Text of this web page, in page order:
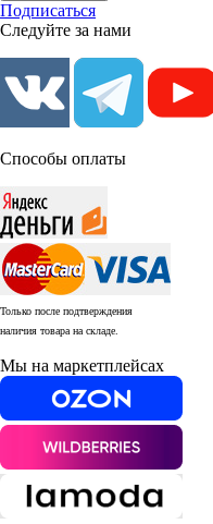
Подписаться
Следуйте за нами
Способы оплаты
Только после подтверждения
наличия товара на складе.
Мы на маркетплейсах